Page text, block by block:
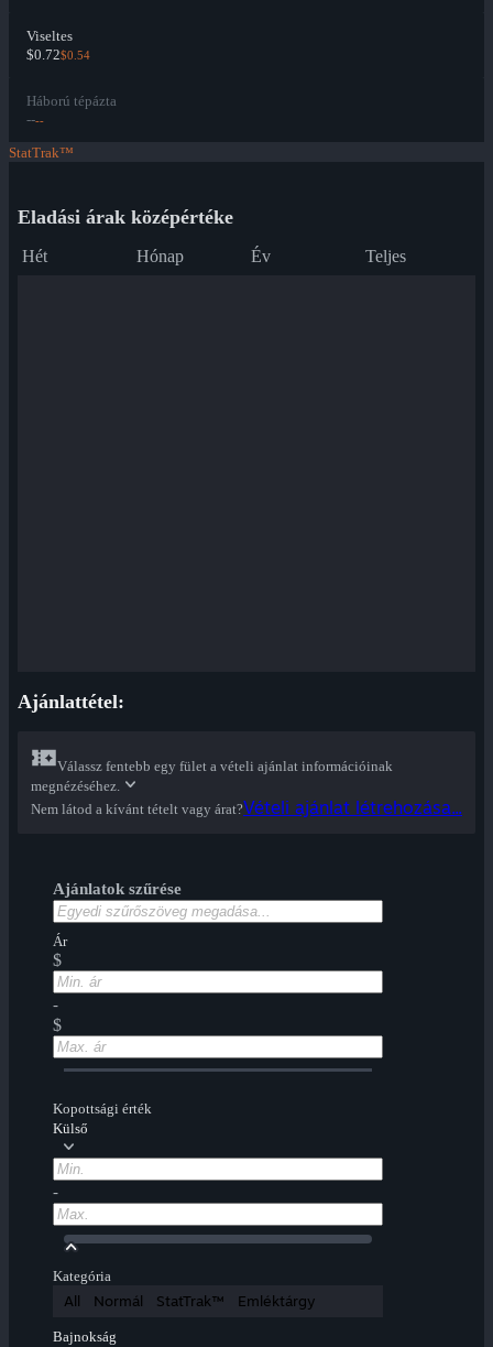
Viseltes
$0.72$0.54
Háború tépázta
----
StatTrak™
Eladási árak középértéke
Hét Hónap Év Teljes
Ajánlattétel:
Válassz fentebb egy fület a vételi ajánlat információinak
megnézéséhez.
Nem látod a kívánt tételt vagy árat?Vételi ajánlat létrehozása...
Ajánlatok szűrése
Ár
$
-
$
Kopottsági érték
Külső
-
Kategória
All Normál StatTrak™ Emléktárgy
Bajnokság